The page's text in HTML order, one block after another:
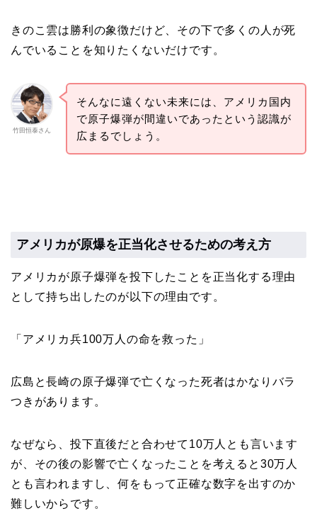
きのこ雲は勝利の象徴だけど、その下で多くの人が死
んでいることを知りたくないだけです。
竹田恒泰さん
そんなに遠くない未来には、アメリカ国内
で原子爆弾が間違いであったという認識が
広まるでしょう。
アメリカが原爆を正当化させるための考え方
アメリカが原子爆弾を投下したことを正当化する理由
として持ち出したのが以下の理由です。
「アメリカ兵100万人の命を救った」
広島と長崎の原子爆弾で亡くなった死者はかなりバラ
つきがあります。
なぜなら、投下直後だと合わせて10万人とも言います
が、その後の影響で亡くなったことを考えると30万人
とも言われますし、何をもって正確な数字を出すのか
難しいからです。